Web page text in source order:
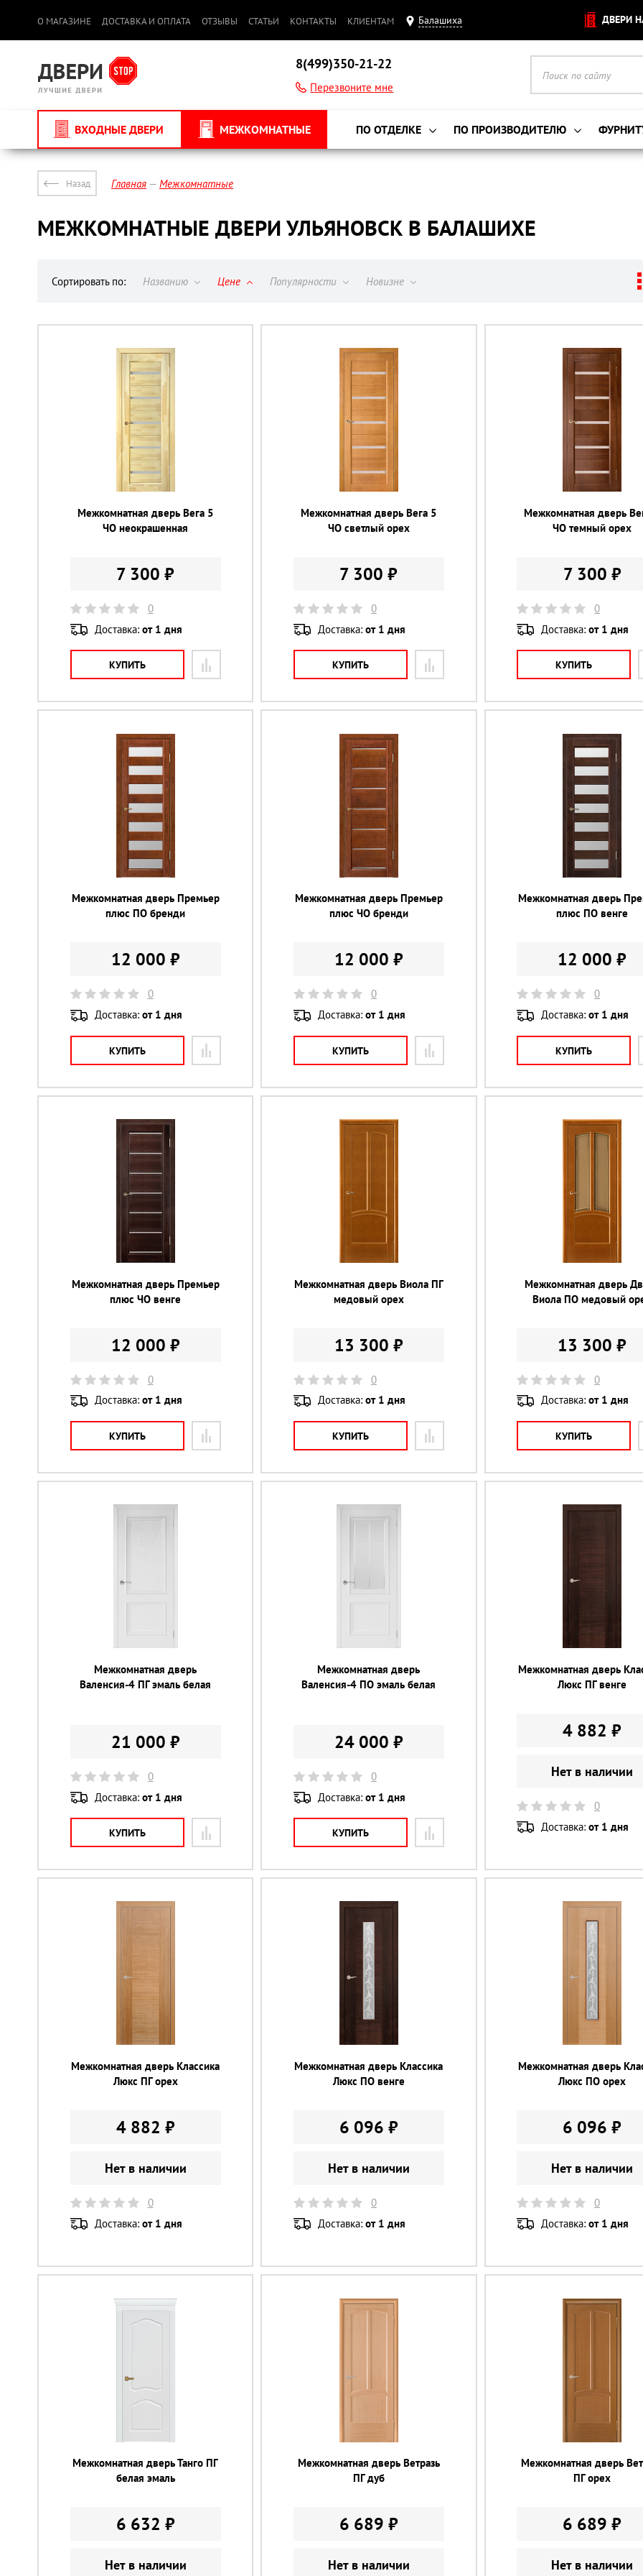
О МАГАЗИНЕ ДОСТАВКА И ОПЛАТА ОТЗЫВЫ СТАТЬИ КОНТАКТЫ КЛИЕНТАМ Балашиха ДВЕРИ
8(499)350-21-22
Перезвоните мне
ВХОДНЫЕ ДВЕРИ МЕЖКОМНАТНЫЕ ПО ОТДЕЛКЕ ПО ПРОИЗВОДИТЕЛЮ
Назад Главная Межкомнатные
МЕЖКОМНАТНЫЕ ДВЕРИ УЛЬЯНОВСК В БАЛАШИХЕ
Сортировать по: Названию Цене Популярности Новизне
Межкомнатная дверь Вега 5
ЧО неокрашенная
7 300 ₽
0
Доставка: от 1 дня
КУПИТЬ
Межкомнатная дверь Вега 5
ЧО светлый орех
7 300 ₽
0
Доставка: от 1 дня
КУПИТЬ
Межкомнатная дверь
ЧО темный орех
7 300 ₽
0
Доставка:от 1 дня
КУПИТЬ
Межкомнатная дверь Премьер
плюс ПО бренди
12 000 ₽
0
Доставка: от 1 дня
КУПИТЬ
Межкомнатная дверь Премьер
плюс ЧО бренди
12 000 ₽
0
Доставка: от 1 дня
КУПИТЬ
Межкомнатная дверь
плюс ПО венге
12 000 ₽
0
Доставка:от 1 дня
КУПИТЬ
Межкомнатная дверь Премьер
плюс ЧО венге
12 000 ₽
0
Доставка: от 1 дня
КУПИТЬ
Межкомнатная дверь Виола ПГ
медовый орех
13 300 ₽
0
Доставка: от 1 дня
КУПИТЬ
Межкомнатная дверь
Виола ПО медовый
13 300 ₽
0
Доставка:от 1 дня
КУПИТЬ
Межкомнатная дверь
Валенсия-4 ПГ эмаль белая
21 000 ₽
0
Доставка: от 1 дня
КУПИТЬ
Межкомнатная дверь
Валенсия-4 ПО эмаль белая
24 000 ₽
0
Доставка: от 1 дня
КУПИТЬ
Межкомнатная дверь
Люкс ПГ венге
4 882 ₽
Нет в наличии
0
Доставка:от 1 дня
Межкомнатная дверь Классика
Люкс ПГ орех
4 882 ₽
Нет в наличии
0
Доставка: от 1 дня
Межкомнатная дверь Классика
Люкс ПО венге
6 096 ₽
Нет в наличии
0
Доставка: от 1 дня
Межкомнатная дверь
Люкс ПО орех
6 096 ₽
Нет в наличии
0
Доставка:от 1 дня
Межкомнатная дверь Танго ПГ
белая эмаль
6 632 ₽
Нет в наличии
Межкомнатная дверь Ветразь
ПГ дуб
6 689 ₽
Нет в наличии
Межкомнатная дверь
ПГ орех
6 689 ₽
Нет в наличии